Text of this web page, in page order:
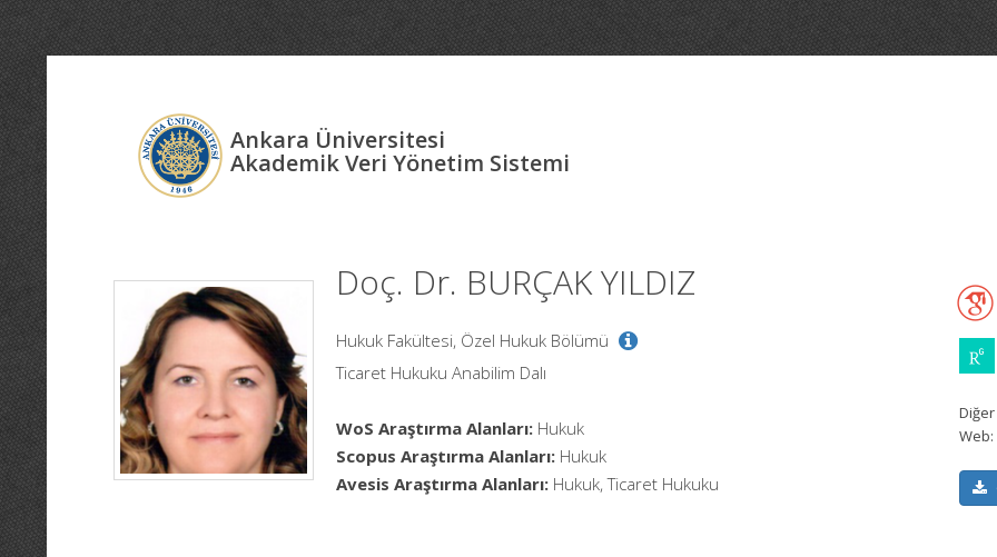
Ankara Üniversitesi
Akademik Veri Yönetim Sistemi
Doç. Dr. BURÇAK YILDIZ
Hukuk Fakültesi, Özel Hukuk Bölümü
Ticaret Hukuku Anabilim Dalı
WoS Araştırma Alanları: Hukuk
Scopus Araştırma Alanları: Hukuk
Avesis Araştırma Alanları: Hukuk, Ticaret Hukuku
Web: